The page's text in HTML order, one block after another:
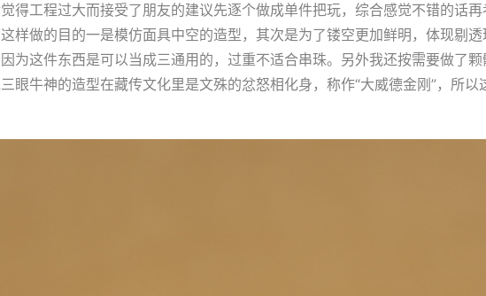
得工程过大而接受了朋友的建议先逐个做成单件把玩，综合感觉不错的话
样做的目的一是模仿面具中空的造型，其次是为了镂空更加鲜明，体现剔
为这件东西是可以当成三通用的，过重不适合串珠。另外我还按需要做了
眼牛神的造型在藏传文化里是文殊的忿怒相化身，称作“大威德金刚”，所以